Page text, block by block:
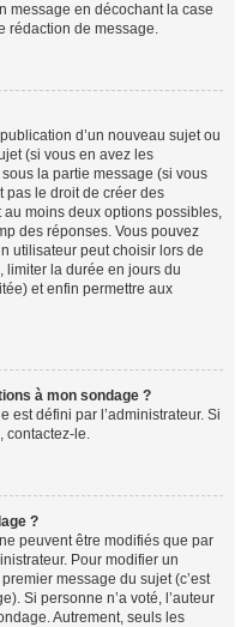
message en décochant la case
rédaction de message.
d’un nouveau sujet ou
(si vous en avez les
sous la partie message (si vous
pas le droit de créer des
moins deux options possibles,
des réponses. Vous pouvez
utilisateur peut choisir lors de
limiter la durée en jours du
et enfin permettre aux
à mon sondage ?
est défini par l’administrateur. Si
contactez-le.
?
peuvent être modifiés que par
Pour modifier un
message du sujet (c’est
Si personne n’a voté, l’auteur
Autrement, seuls les